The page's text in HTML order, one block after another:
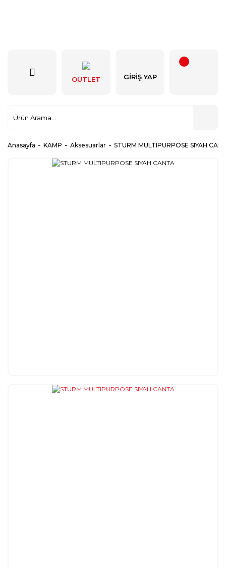
OUTLET GIRIŞ YAP
Anasayfa KAMP Aksesuarlar STURM MULTIPURPOSE SIYAH